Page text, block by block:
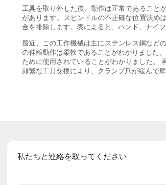
工具を取り外した後、動作は正常であること
があります。スピンドルの不正確な位置決め
合を排除します。表によると、ハンド、ナイ
最近、この工作機械は主にステンレス鋼など
の伸縮動作は柔軟であることがわかりました
ために使用されていることがわかりました。
頻繁な工具交換により、クランプ爪が緩んで摩
私たちと連絡を取ってください